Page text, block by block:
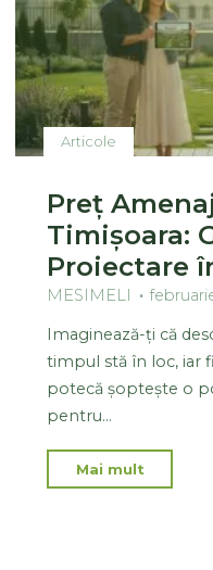
Articole
Preț
Timișoara:
Proiectare
MESIMELI
Imaginează-ți că
timpul stă în loc, iar
potecă șoptește o
pentru…
Mai mult